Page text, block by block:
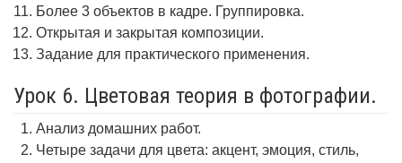
Более 3 объектов в кадре. Группировка.
Открытая и закрытая композиции.
Задание для практического применения.
Урок 6. Цветовая теория в фотографии.
Анализ домашних работ.
Четыре задачи для цвета: акцент, эмоция, стиль,